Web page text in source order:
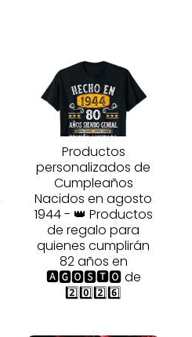
Productos
personalizados de
Cumpleaños
Nacidos en agosto
1944 - 👑 Productos
de regalo para
quienes cumplirán
82 años en
🅰🅶🅾🆂🆃🅾 de
2️⃣0️⃣2️⃣6️⃣